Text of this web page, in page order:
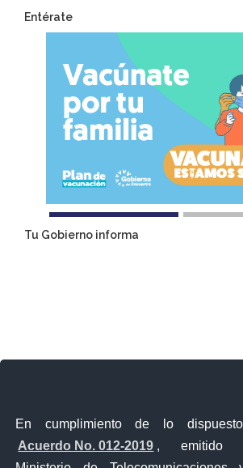
En cumplimiento de lo
Acuerdo No. 012-2019 , emitido
Entérate
Tu Gobierno informa
Contacto Ciudadano